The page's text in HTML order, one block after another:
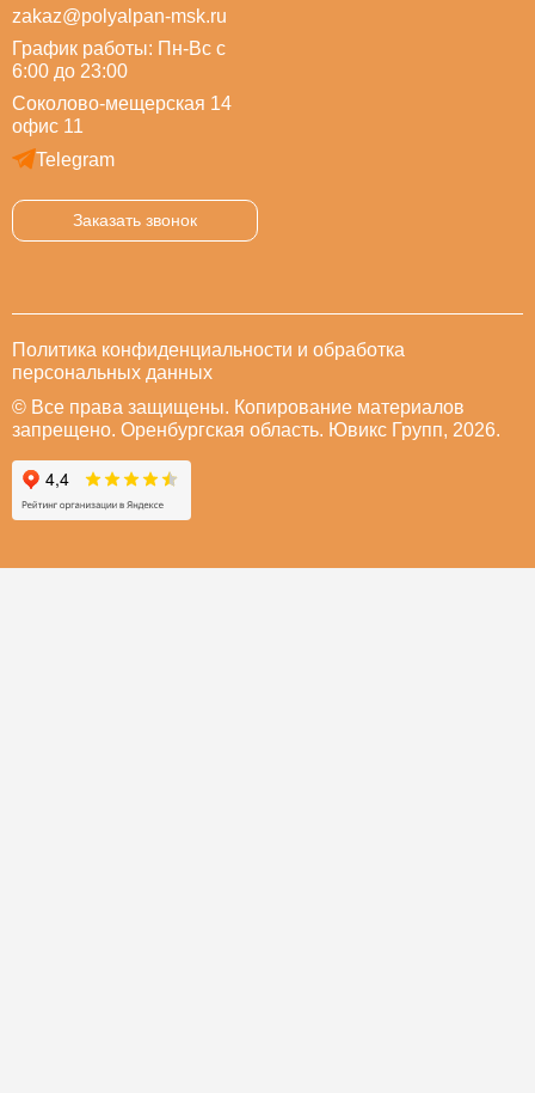
zakaz@polyalpan-msk.ru
График работы: Пн-Вс с
6:00 до 23:00
Соколово-мещерская 14
офис 11
Telegram
Заказать звонок
Политика конфиденциальности и обработка
персональных данных
© Все права защищены. Копирование материалов
запрещено. Оренбургская область. Ювикс Групп, 2026.